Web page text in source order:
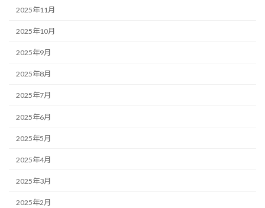
2025年11月
2025年10月
2025年9月
2025年8月
2025年7月
2025年6月
2025年5月
2025年4月
2025年3月
2025年2月